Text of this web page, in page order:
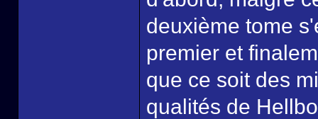
deuxième tome
premier et
que ce soit des
qualités de